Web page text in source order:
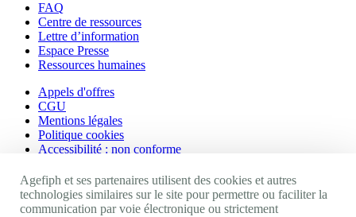
FAQ
Centre de ressources
Lettre d’information
Espace Presse
Ressources humaines
Appels d'offres
CGU
Mentions légales
Politique cookies
Accessibilité : non conforme
Nos autres sites
Agefiph et ses partenaires utilisent des cookies et autres
technologies similaires sur le site pour permettre ou faciliter la
communication par voie électronique ou strictement